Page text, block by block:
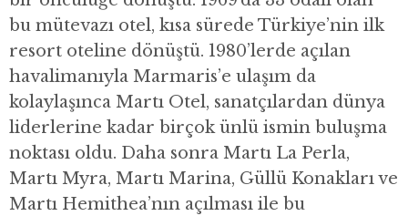
bu mütevazı otel, kısa sürede Türkiye’nin ilk
resort oteline dönüştü. 1980’lerde açılan
havalimanıyla Marmaris’e ulaşım da
kolaylaşınca Martı Otel, sanatçılardan dünya
liderlerine kadar birçok ünlü ismin buluşma
noktası oldu. Daha sonra Martı La Perla,
Martı Myra, Martı Marina, Güllü Konakları ve
Martı Hemithea’nın açılması ile bu